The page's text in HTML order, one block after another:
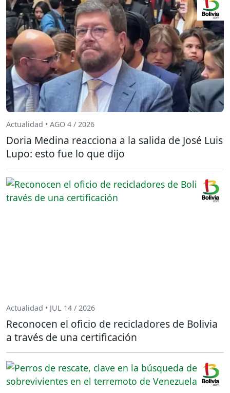
Actualidad • AGO 4 / 2026
Doria Medina reacciona a la salida de José Luis
Lupo: esto fue lo que dijo
Actualidad • JUL 14 / 2026
Reconocen el oficio de recicladores de Bolivia
a través de una certificación